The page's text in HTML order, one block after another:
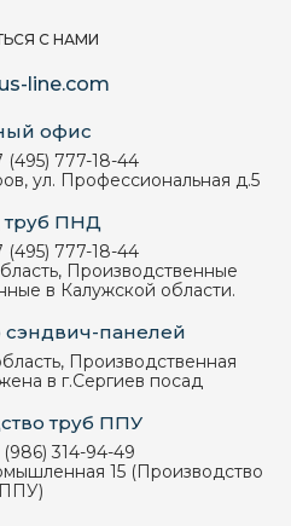
С НАМИ
line.com
офис
(495) 777-18-44
ул. Профессиональная д.5
труб ПНД
(495) 777-18-44
Производственные
в Калужской области.
сэндвич-панелей
Производственная
в г.Сергиев посад
труб ППУ
314-94-49
15 (Производство
ППУ)